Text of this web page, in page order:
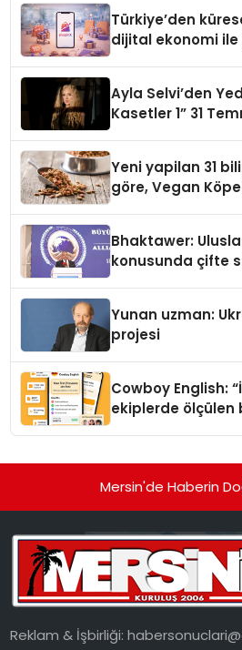
Türkiye’den
dijital ekonomi
Ayla Selvi’den
Kasetler 1” 31
Yeni yapilan 31
göre, Vegan
Bhaktawer:
konusunda çifte
Yunan uzman:
projesi
Cowboy English:
ekiplerde ölçülen
Mersin'de Haberin
Reklam & İşbirliği: